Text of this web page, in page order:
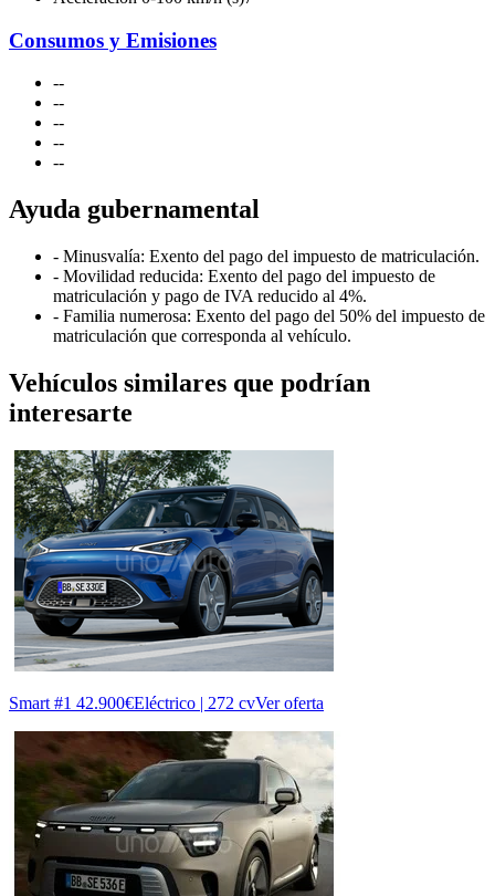
Consumos y Emisiones
--
--
--
--
--
Ayuda gubernamental
- Minusvalía: Exento del pago del impuesto de matriculación.
- Movilidad reducida: Exento del pago del impuesto de
matriculación y pago de IVA reducido al 4%.
- Familia numerosa: Exento del pago del 50% del impuesto de
matriculación que corresponda al vehículo.
Vehículos similares que podrían
interesarte
Smart #1 42.900€Eléctrico | 272 cvVer oferta